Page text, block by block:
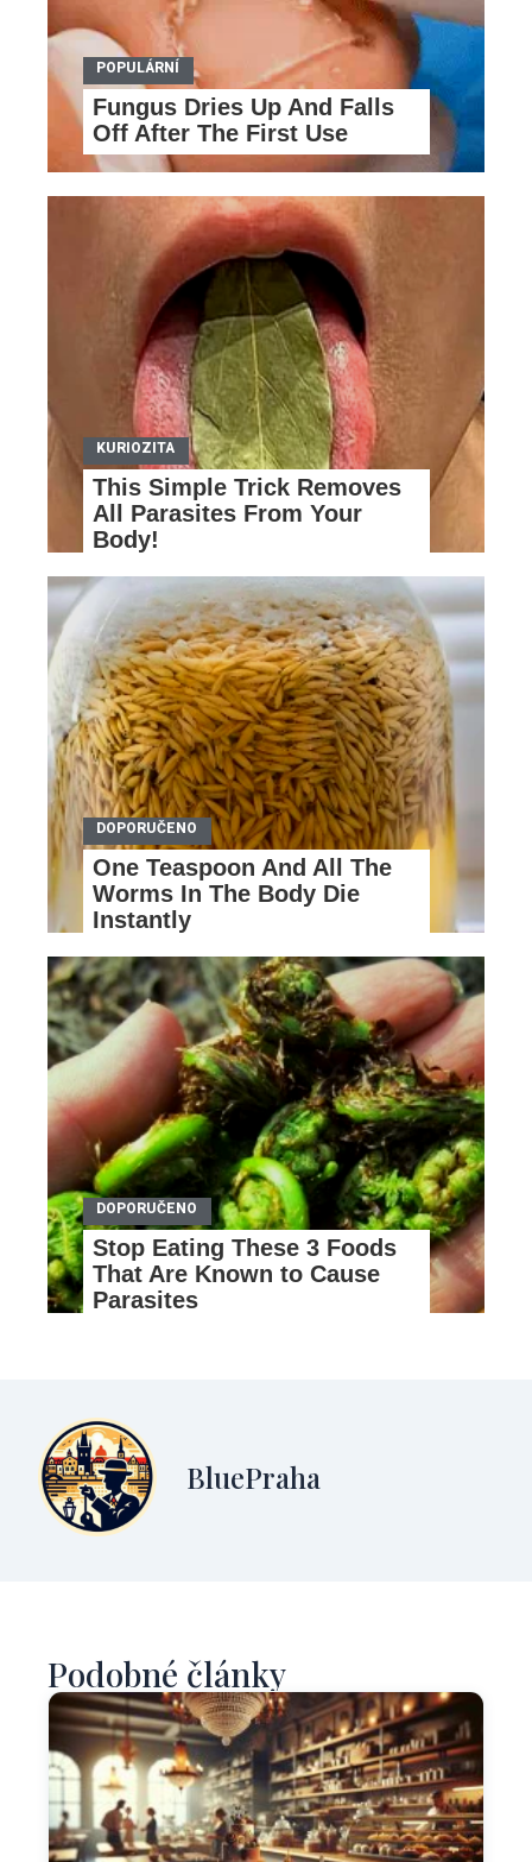
Fungus Dries Up And Falls
Off After The First Use
This Simple Trick Removes
All Parasites From Your
Body!
One Teaspoon And All The
Worms In The Body Die
Instantly
Stop Eating These 3 Foods
That Are Known to Cause
Parasites
BluePraha
Podobné články